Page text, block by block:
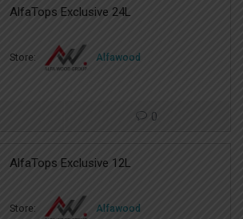
AlfaTops Exclusive 24L
Store: Alfawood
0
AlfaTops Exclusive 12L
Store: Alfawood